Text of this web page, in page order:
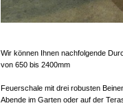
Wir können Ihnen nachfolgende
von 650 bis 2400mm
Feuerschale mit drei robusten
Abende im Garten oder auf der